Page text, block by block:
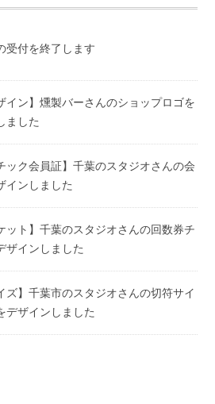
受付を終了します
イン】燻製バーさんのショップロゴを
ました
ック会員証】千葉のスタジオさんの会
インしました
ット】千葉のスタジオさんの回数券チ
ザインしました
ズ】千葉市のスタジオさんの切符サイ
デザインしました